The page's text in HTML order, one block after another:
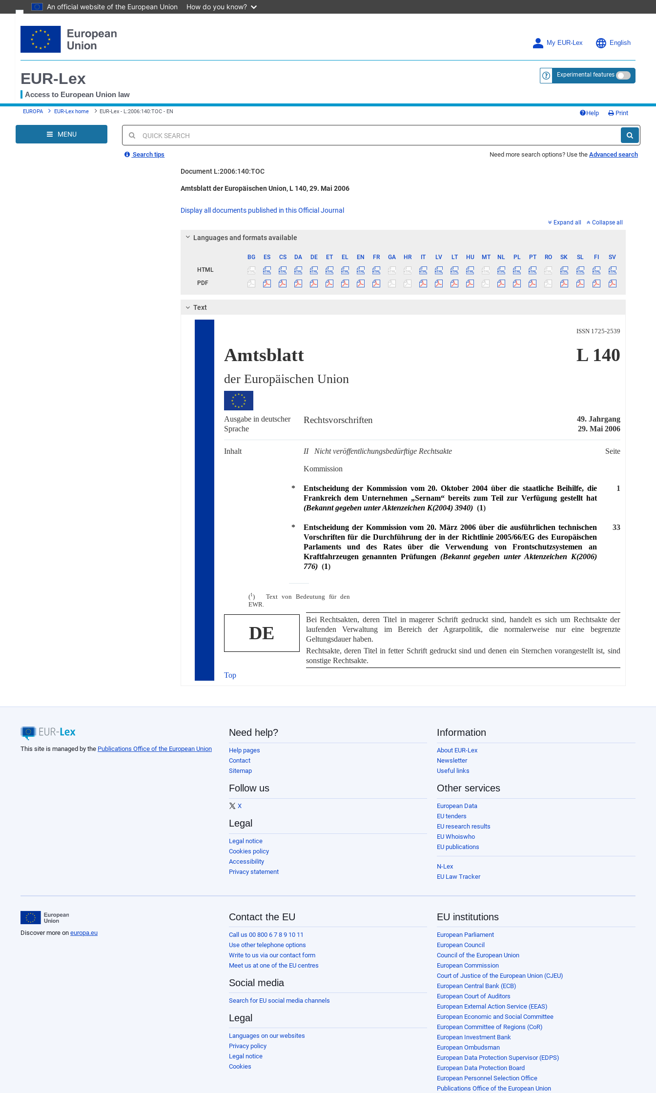
An official website of the European Union How do you know?
to
content
My EUR-Lex English
EUR-Lex
Access to European Union law
<a href="https://eur-lex.europa.eu/
Experimental features
You
here
EUROPA EUR-Lex home EUR-Lex - L:2006:140:TOC - EN Help Print
MENU
Quick
search
Search tips Need more search options? Use the Advanced search
Document L:2006:140:TOC
Document information
Permanent link
Download notice
Amtsblatt der Europäischen Union, L 140, 29. Mai 2006
Display all documents published in this Official Journal
Expand all Collapse all
Languages and formats available
BG ES CS DA DE ET EL EN FR GA HR IT LV LT HU MT NL PL PT RO SK SL FI
SV
HTML
PDF
Text
ISSN 1725-2539
Amtsblatt
der Europäischen Union
L 140
Ausgabe in deutscher
Sprache
Rechtsvorschriften
49. Jahrgang
29. Mai 2006
Inhalt II Nicht veröffentlichungsbedürftige Rechtsakte Seite
Kommission
*
Entscheidung der Kommission vom 20. Oktober 2004 über die staatliche Beihilfe, die
Frankreich dem Unternehmen „Sernam“ bereits zum Teil zur Verfügung gestellt hat
(Bekannt gegeben unter Aktenzeichen K(2004) 3940) (1)
1
*
Entscheidung der Kommission vom 20. März 2006 über die ausführlichen technischen
Vorschriften für die Durchführung der in der Richtlinie 2005/66/EG des Europäischen
Parlaments und des Rates über die Verwendung von Frontschutzsystemen an
Kraftfahrzeugen genannten Prüfungen (Bekannt gegeben unter Aktenzeichen K(2006)
776) (1)
33
(1 ) Text von Bedeutung für den
EWR.
DE
Bei Rechtsakten, deren Titel in magerer Schrift gedruckt sind, handelt es sich um Rechtsakte der
laufenden Verwaltung im Bereich der Agrarpolitik, die normalerweise nur eine begrenzte
Geltungsdauer haben.
Rechtsakte, deren Titel in fetter Schrift gedruckt sind und denen ein Sternchen vorangestellt ist, sind
sonstige Rechtsakte.
Top
This site is managed by the Publications Office of the European Union
Need help?
Help pages
Contact
Sitemap
Follow us
X
Legal
Legal notice
Cookies policy
Accessibility
Privacy statement
Information
About EUR-Lex
Newsletter
Useful links
Other services
European Data
EU tenders
EU research results
EU Whoiswho
EU publications
N-Lex
EU Law Tracker
Discover more on europa.eu
Contact the EU
Call us 00 800 6 7 8 9 10 11
Use other telephone options
Write to us via our contact form
Meet us at one of the EU centres
Social media
Search for EU social media channels
Legal
Languages on our websites
Privacy policy
Legal notice
Cookies
EU institutions
European Parliament
European Council
Council of the European Union
European Commission
Court of Justice of the European Union (CJEU)
European Central Bank (ECB)
European Court of Auditors
European External Action Service (EEAS)
European Economic and Social Committee
European Committee of Regions (CoR)
European Investment Bank
European Ombudsman
European Data Protection Supervisor (EDPS)
European Data Protection Board
European Personnel Selection Office
Publications Office of the European Union